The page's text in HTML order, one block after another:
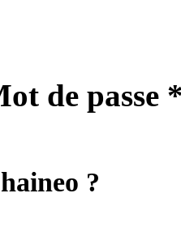
de passe
?